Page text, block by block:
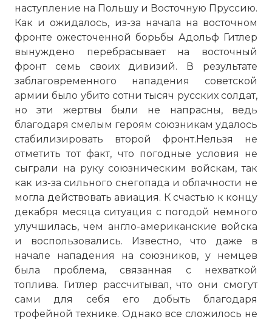
наступление на Польшу и Восточную Пруссию.
Как и ожидалось, из-за начала на восточном
фронте ожесточенной борьбы Адольф Гитлер
вынуждено перебрасывает на восточный
фронт семь своих дивизий. В результате
заблаговременного нападения советской
армии было убито сотни тысяч русских солдат,
но эти жертвы были не напрасны, ведь
благодаря смелым героям союзникам удалось
стабилизировать второй фронт.Нельзя не
отметить тот факт, что погодные условия не
сыграли на руку союзническим войскам, так
как из-за сильного снегопада и облачности не
могла действовать авиация. К счастью к концу
декабря месяца ситуация с погодой немного
улучшилась, чем англо-американские войска
и воспользовались. Известно, что даже в
начале нападения на союзников, у немцев
была проблема, связанная с нехваткой
топлива. Гитлер рассчитывал, что они смогут
сами для себя его добыть благодаря
трофейной технике. Однако все сложилось не
☓